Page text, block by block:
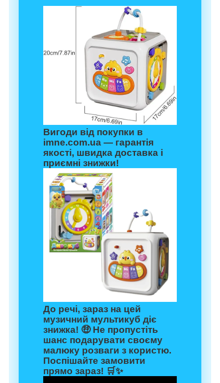
Вигоди від покупки в
imne.com.ua — гарантія
якості, швидка доставка і
приємні знижки!
До речі, зараз на цей
музичний мультикуб діє
знижка! 🤑 Не пропустіть
шанс подарувати своєму
малюку розваги з користю.
Поспішайте замовити
прямо зараз! 🛒✨